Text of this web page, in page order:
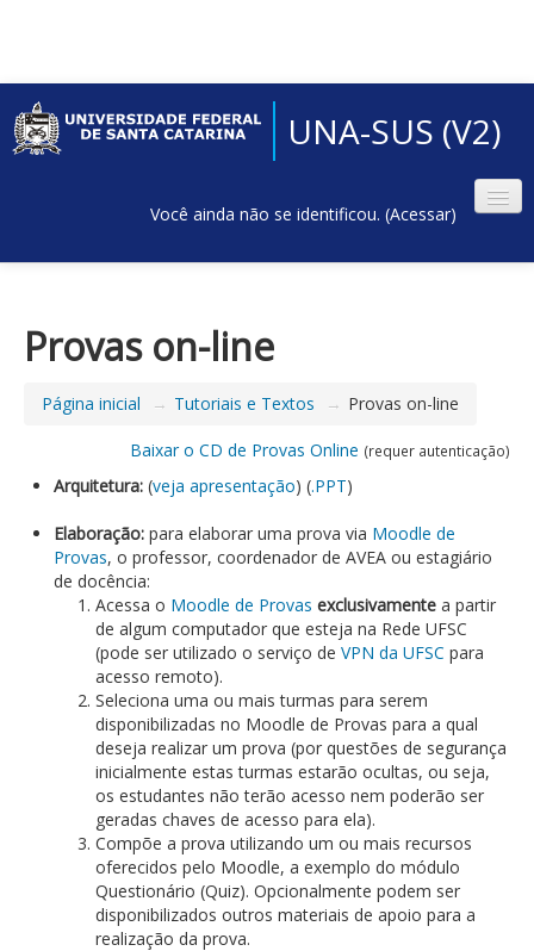
UNA-SUS (V2)
Você ainda não se identificou. (Acessar)
Provas on-line
Página inicial → Tutoriais e Textos → Provas on-line
Baixar o CD de Provas Online (requer autenticação)
Arquitetura: (veja apresentação) (.PPT)
Elaboração: para elaborar uma prova via Moodle de
Provas, o professor, coordenador de AVEA ou estagiário
de docência:
Acessa o Moodle de Provas exclusivamente a partir
de algum computador que esteja na Rede UFSC
(pode ser utilizado o serviço de VPN da UFSC para
acesso remoto).
Seleciona uma ou mais turmas para serem
disponibilizadas no Moodle de Provas para a qual
deseja realizar um prova (por questões de segurança
inicialmente estas turmas estarão ocultas, ou seja,
os estudantes não terão acesso nem poderão ser
geradas chaves de acesso para ela).
Compõe a prova utilizando um ou mais recursos
oferecidos pelo Moodle, a exemplo do módulo
Questionário (Quiz). Opcionalmente podem ser
disponibilizados outros materiais de apoio para a
realização da prova.